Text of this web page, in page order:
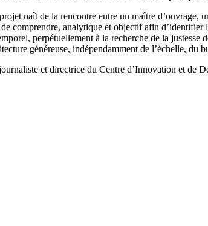
naît de la rencontre entre un maître
comprendre, analytique et objectif afin
perpétuellement à la recherche de la justesse
généreuse, indépendamment de l’échelle, du
et directrice du Centre d’Innovation et de